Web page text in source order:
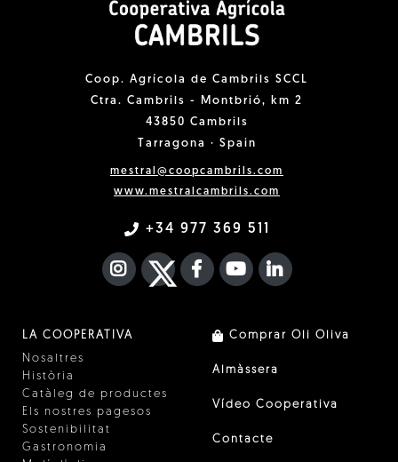
Coop. Agrícola de Cambrils SCCL
Ctra. Cambrils - Montbrió, km 2
43850 Cambrils
Tarragona · Spain
mestral@coopcambrils.com
www.mestralcambrils.com
+34 977 369 511
INSTAGRAM
TWITTER
FACEBOOK F
YOUTUBEFA LINKEDIN
LA COOPERATIVA
Nosaltres
Història
Catàleg de productes
Els nostres pagesos
Sostenibilitat
Gastronomia
Comprar Oli Oliva
Almàssera
Vídeo Cooperativa
Contacte